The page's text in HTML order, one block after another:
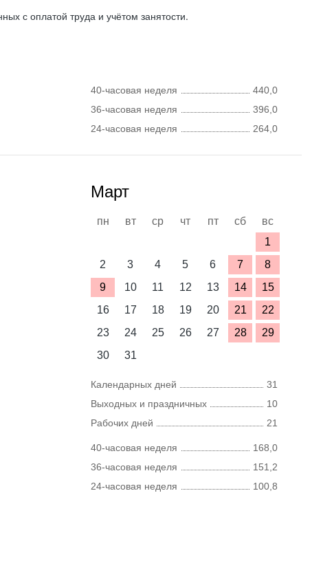
с оплатой труда и учётом занятости.
40-часовая неделя
440,0
36-часовая неделя
396,0
24-часовая неделя
264,0
Март
пн вт ср чт пт сб
вс
1
2
3 4 5 6 7
8
9
10 11 12 13 14
15
16
17 18 19 20 21
22
23
24 25 26 27 28
29
30
31
Календарных дней
31
Выходных и праздничных
10
Рабочих дней
21
40-часовая неделя
168,0
36-часовая неделя
151,2
24-часовая неделя
100,8